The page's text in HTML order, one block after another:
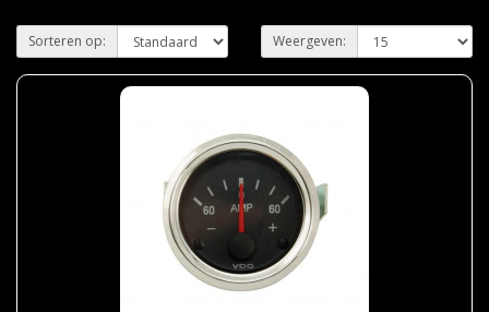
Sorteren op: Weergeven: